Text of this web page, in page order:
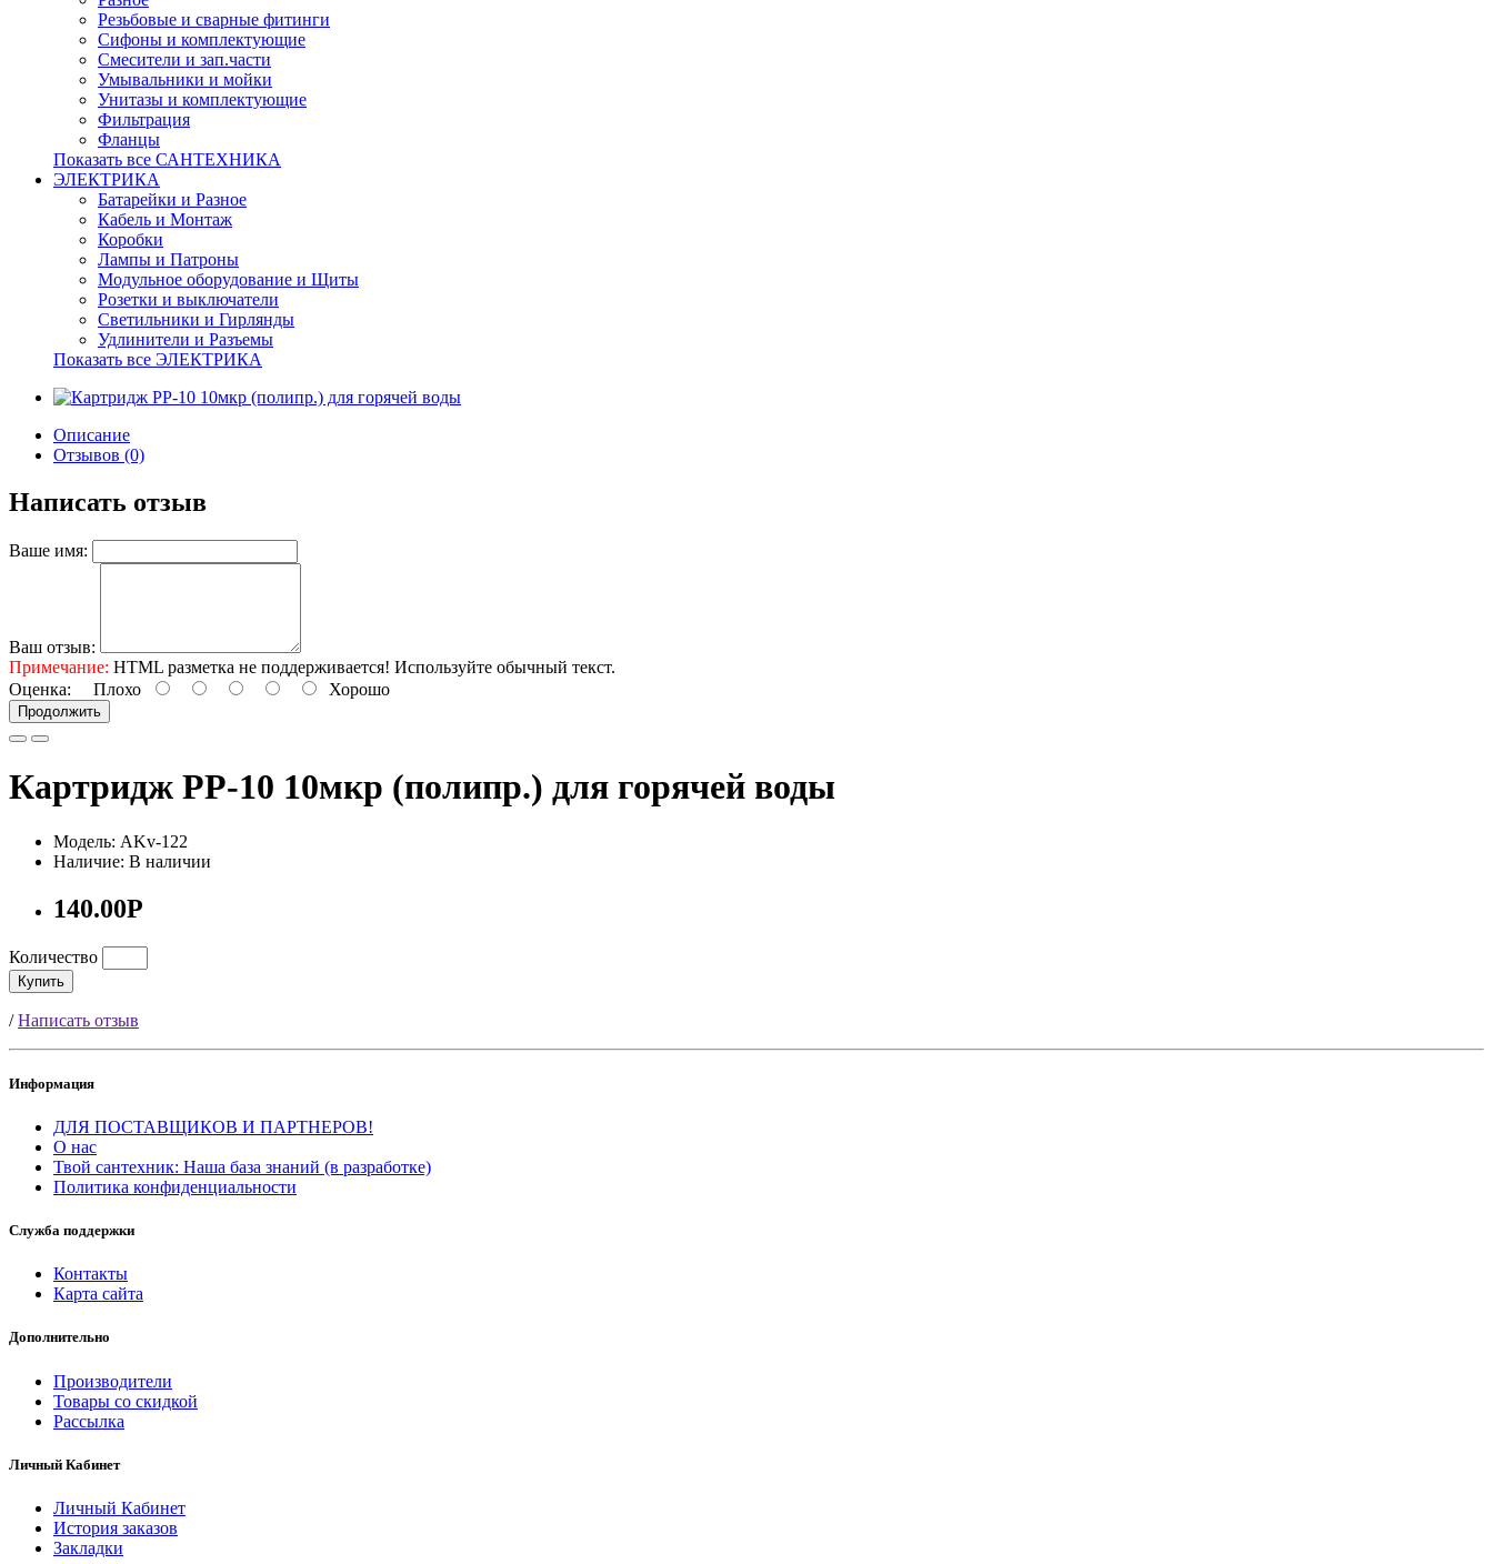
Резьбовые и сварные фитинги
Сифоны и комплектующие
Смесители и зап.части
Умывальники и мойки
Унитазы и комплектующие
Фильтрация
Фланцы
Показать все САНТЕХНИКА
ЭЛЕКТРИКА
Батарейки и Разное
Кабель и Монтаж
Коробки
Лампы и Патроны
Модульное оборудование и Щиты
Розетки и выключатели
Светильники и Гирлянды
Удлинители и Разъемы
Показать все ЭЛЕКТРИКА
Описание
Отзывов (0)
Написать отзыв
Ваше имя:
Ваш отзыв:
Примечание: HTML разметка не поддерживается! Используйте обычный текст.
Оценка: Плохо Хорошо
Продолжить
Картридж PP-10 10мкр (полипр.) для горячей воды
Модель: AKv-122
Наличие: В наличии
140.00Р
Количество
Купить
/Написать отзыв
Информация
ДЛЯ ПОСТАВЩИКОВ И ПАРТНЕРОВ!
О нас
Твой сантехник: Наша база знаний (в разработке)
Политика конфиденциальности
Служба поддержки
Контакты
Карта сайта
Дополнительно
Производители
Товары со скидкой
Рассылка
Личный Кабинет
Личный Кабинет
История заказов
Закладки